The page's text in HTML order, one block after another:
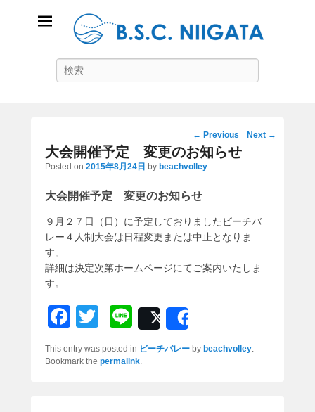
B.S.C Niigata
ビーチスポーツコミュニティ新潟
Post
navigation
← Previous Next →
大会開催予定 変更のお知らせ
Posted on 2015年8月24日 by beachvolley
大会開催予定 変更のお知らせ
９月２７日（日）に予定しておりましたビーチバ
レー４人制大会は日程変更または中止となりま
す。
詳細は決定次第ホームページにてご案内いたしま
す。
F
a
c
wi
tt
Li
n
e
Post
This entry was posted in ビーチバレー by beachvolley.
Bookmark the permalink.